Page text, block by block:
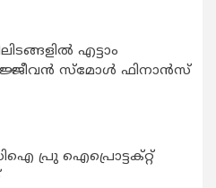
എട്ടാം
സ്മോൾ ഫിനാൻസ്
പ്രു ഐപ്രൊട്ടക്റ്റ്